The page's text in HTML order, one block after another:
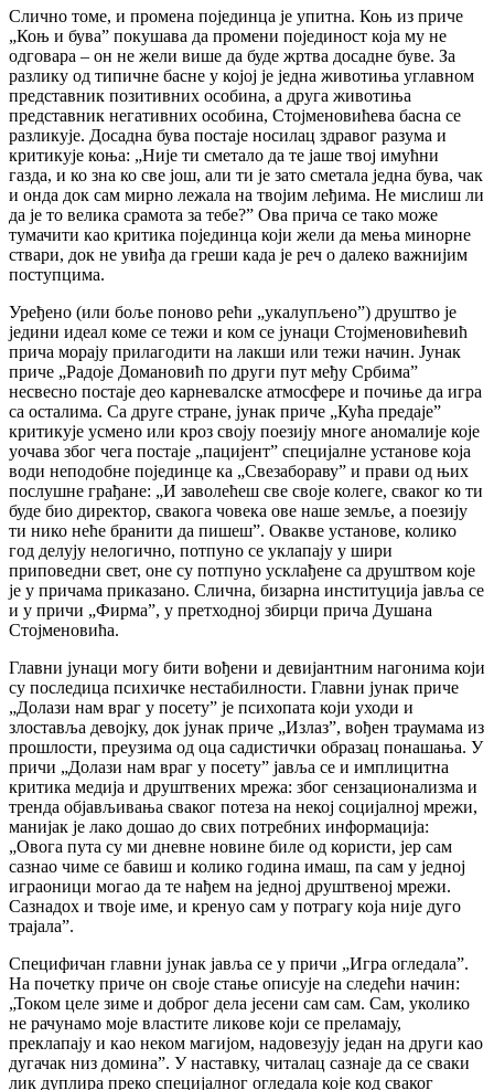
Слично томе, и промена појединца је упитна. Коњ из приче
„Коњ и бува” покушава да промени појединост која му не
одговара – он не жели више да буде жртва досадне буве. За
разлику од типичне басне у којој је једна животиња углавном
представник позитивних особина, а друга животиња
представник негативних особина, Стојменовићева басна се
разликује. Досадна бува постаје носилац здравог разума и
критикује коња: „Није ти сметало да те јаше твој имућни
газда, и ко зна ко све још, али ти је зато сметала једна бува, чак
и онда док сам мирно лежала на твојим леђима. Не мислиш ли
да је то велика срамота за тебе?” Ова прича се тако може
тумачити као критика појединца који жели да мења минорне
ствари, док не увиђа да греши када је реч о далеко важнијим
поступцима.
Уређено (или боље поново рећи „укалупљено”) друштво је
једини идеал коме се тежи и ком се јунаци Стојменовићевић
прича морају прилагодити на лакши или тежи начин. Јунак
приче „Радоје Домановић по други пут међу Србима”
несвесно постаје део карневалске атмосфере и почиње да игра
са осталима. Са друге стране, јунак приче „Кућа предаје”
критикује усмено или кроз своју поезију многе аномалије које
уочава због чега постаје „пацијент” специјалне установе која
води неподобне појединце ка „Свезабораву” и прави од њих
послушне грађане: „И заволећеш све своје колеге, сваког ко ти
буде био директор, свакога човека ове наше земље, а поезију
ти нико неће бранити да пишеш”. Овакве установе, колико
год делују нелогично, потпуно се уклапају у шири
приповедни свет, оне су потпуно усклађене са друштвом које
је у причама приказано. Слична, бизарна институција јавља се
и у причи „Фирма”, у претходној збирци прича Душана
Стојменовића.
Главни јунаци могу бити вођени и девијантним нагонима који
су последица психичке нестабилности. Главни јунак приче
„Долази нам враг у посету” је психопата који уходи и
злоставља девојку, док јунак приче „Излаз”, вођен траумама из
прошлости, преузима од оца садистички образац понашања. У
причи „Долази нам враг у посету” јавља се и имплицитна
критика медија и друштвених мрежа: због сензационализма и
тренда објављивања сваког потеза на некој социјалној мрежи,
манијак је лако дошао до свих потребних информација:
„Овога пута су ми дневне новине биле од користи, јер сам
сазнао чиме се бавиш и колико година имаш, па сам у једној
играоници могао да те нађем на једној друштвеној мрежи.
Сазнадох и твоје име, и кренуо сам у потрагу која није дуго
трајала”.
Специфичан главни јунак јавља се у причи „Игра огледала”.
На почетку приче он своје стање описује на следећи начин:
„Током целе зиме и доброг дела јесени сам сам. Сам, уколико
не рачунамо моје властите ликове који се преламају,
преклапају и као неком магијом, надовезују један на други као
дугачак низ домина”. У наставку, читалац сазнаје да се сваки
лик дуплира преко специјалног огледала које код сваког